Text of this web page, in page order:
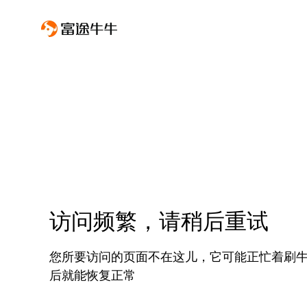
访问频繁，请稍后重试
您所要访问的页面不在这儿，它可能正忙着刷
后就能恢复正常